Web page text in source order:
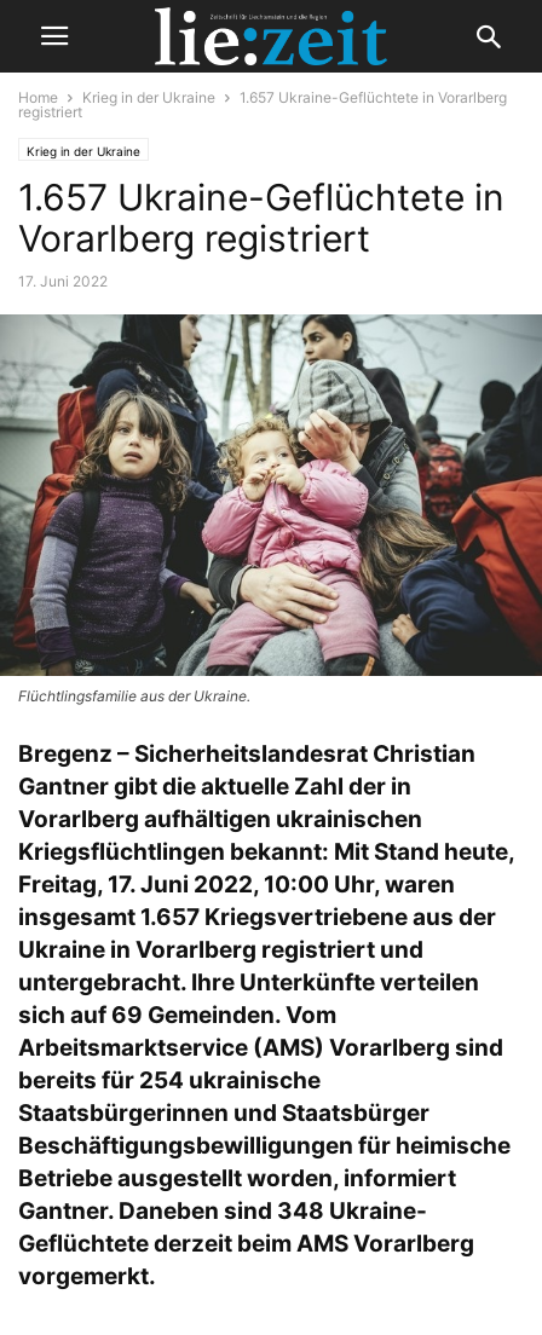
Home Krieg in der Ukraine
1.657 Ukraine-Geflüchtete in Vorarlberg
registriert
Krieg in der Ukraine
1.657 Ukraine-Geflüchtete in
Vorarlberg registriert
17. Juni 2022
Flüchtlingsfamilie aus der Ukraine.
Bregenz – Sicherheitslandesrat Christian
Gantner gibt die aktuelle Zahl der in
Vorarlberg aufhältigen ukrainischen
Kriegsflüchtlingen bekannt: Mit Stand heute,
Freitag, 17. Juni 2022, 10:00 Uhr, waren
insgesamt 1.657 Kriegsvertriebene aus der
Ukraine in Vorarlberg registriert und
untergebracht. Ihre Unterkünfte verteilen
sich auf 69 Gemeinden. Vom
Arbeitsmarktservice (AMS) Vorarlberg sind
bereits für 254 ukrainische
Staatsbürgerinnen und Staatsbürger
Beschäftigungsbewilligungen für heimische
Betriebe ausgestellt worden, informiert
Gantner. Daneben sind 348 Ukraine-
Geflüchtete derzeit beim AMS Vorarlberg
vorgemerkt.